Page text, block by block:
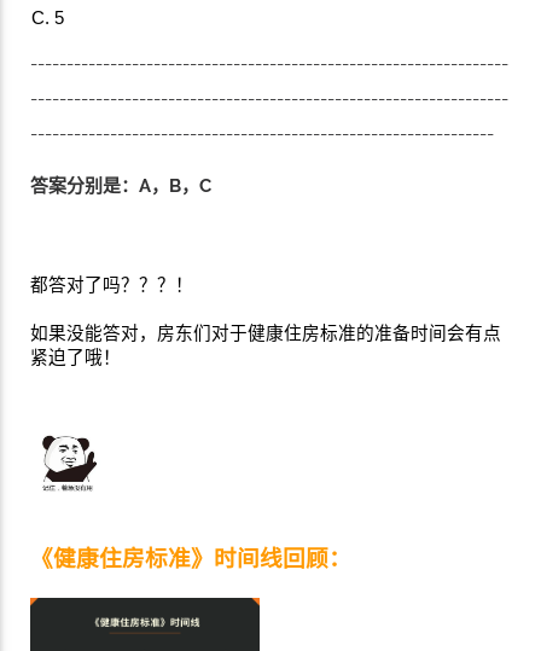
5
------------------------------------------------------------------
------------------------------------------------------------------
----------------------------------------------------------------
答案分别是：A，B，C
都答对了吗？？？！
如果没能答对，房东们对于健康住房标准的准备时间会有点
紧迫了哦！
《健康住房标准》时间线回顾：